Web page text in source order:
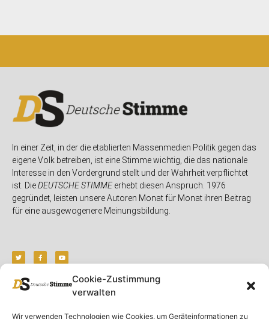
Cookie-Zustimmung
verwalten
Wir verwenden Technologien wie Cookies, um Geräteinformationen zu
In einer Zeit, in der die etablierten Massenmedien Politik gegen das
eigene Volk betreiben, ist eine Stimme wichtig, die das nationale
Interesse in den Vordergrund stellt und der Wahrheit verpflichtet
ist. DieDEUTSCHE STIMMEerhebt diesen Anspruch. 1976
gegründet, leisten unsere Autoren Monat für Monat ihren Beitrag
für eine ausgewogenere Meinungsbildung.
Unser Magazin Rubriken